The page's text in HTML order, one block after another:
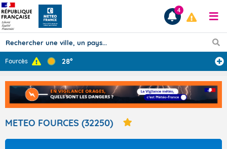
Prévisions
TOUS LES RÉSULTATS
Articles
4
Fourcès 28°
METEO FOURCES (32250)